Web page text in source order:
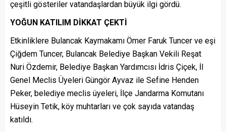
çeşitli gösteriler vatandaşlardan büyük ilgi gördü.
YOĞUN KATILIM DİKKAT ÇEKTİ
Etkinliklere Bulancak Kaymakamı Ömer Faruk Tuncer ve eşi
Çiğdem Tuncer, Bulancak Belediye Başkan Vekili Reşat
Nuri Özdemir, Belediye Başkan Yardımcısı İdris Çiçek, İl
Genel Meclis Üyeleri Güngör Ayvaz ile Sefine Henden
Peker, belediye meclis üyeleri, İlçe Jandarma Komutanı
Hüseyin Tetik, köy muhtarları ve çok sayıda vatandaş
katıldı.